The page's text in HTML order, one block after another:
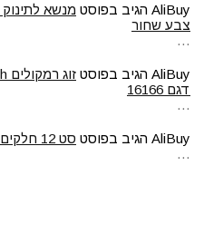
AliBuy הגיב בפוסט
צבע שחור
…
AliBuy הגיב בפוסט
דגם 16166
…
AliBuy הגיב בפוסט סט 12 חלקים Corelle Bella Faenza
…